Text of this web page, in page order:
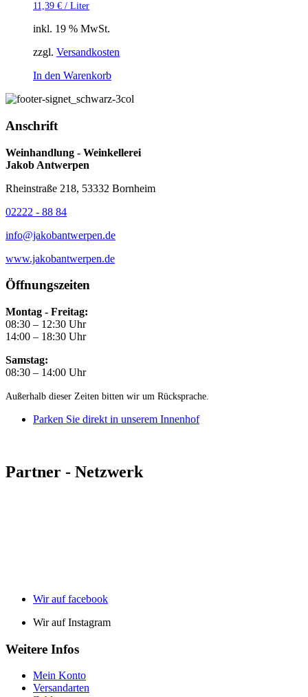
11,39 € / Liter
inkl. 19 % MwSt.
zzgl. Versandkosten
In den Warenkorb
Anschrift
Weinhandlung - Weinkellerei
Jakob Antwerpen
Rheinstraße 218, 53332 Bornheim
02222 - 88 84
info@jakobantwerpen.de
www.jakobantwerpen.de
Öffnungszeiten
Montag - Freitag:
08:30 – 12:30 Uhr
14:00 – 18:30 Uhr
Samstag:
08:30 – 14:00 Uhr
Außerhalb dieser Zeiten bitten wir um Rücksprache.
Parken Sie direkt in unserem Innenhof
Partner - Netzwerk
Wir auf facebook
Wir auf Instagram
Weitere Infos
Mein Konto
Versandarten